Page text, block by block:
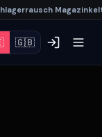
Magazin
🇬🇧